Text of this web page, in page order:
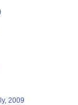
2009